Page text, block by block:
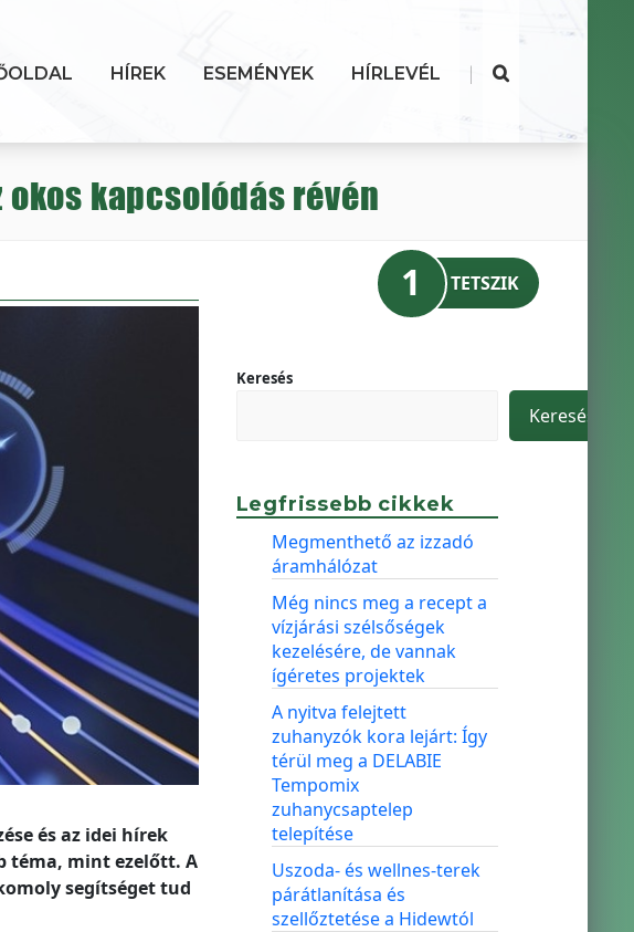
HÍREK ESEMÉNYEK HÍRLEVÉL |
okos kapcsolódás révén
és az idei hírek
téma, mint ezelőtt. A
segítséget tud
1 TETSZIK
Keresés
Keresés
Legfrissebb cikkek
Megmenthető az izzadó
áramhálózat
Még nincs meg a recept a
vízjárási szélsőségek
kezelésére, de vannak
ígéretes projektek
A nyitva felejtett
zuhanyzók kora lejárt: Így
térül meg a DELABIE
Tempomix
zuhanycsaptelep
telepítése
Uszoda- és wellnes-terek
párátlanítása és
szellőztetése a Hidewtól